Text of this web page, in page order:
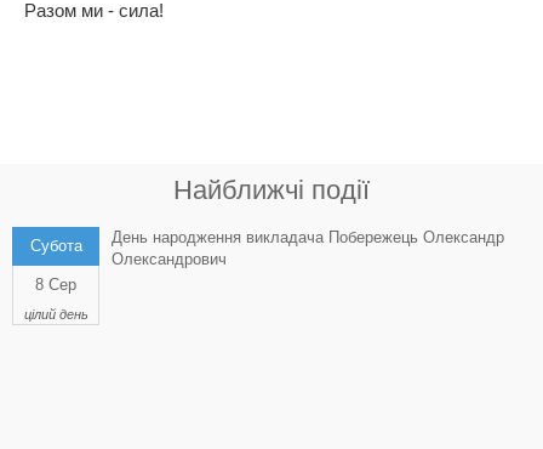
Разом ми - сила!
Найближчі події
Субота
8 Сер
цілий день
День народження викладача Побережець Олександр
Олександрович